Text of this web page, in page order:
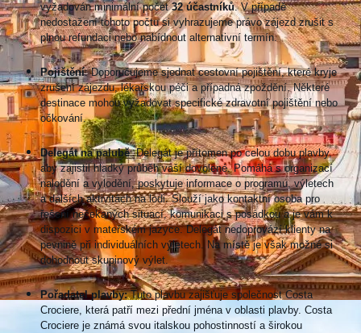
vyžadován minimální počet32 účastníků. V případě
nedostažení tohoto počtu si vyhrazujeme právo zájezd zrušit s
plnou refundaci nebo nabídnout alternativní termín.
Pojištění: Doporučujeme sjednat cestovní pojištění, které kryje
zrušení zájezdu, lékařskou péči a případná zpoždění. Některé
destinace mohou vyžadovat specifické zdravotní pojištění nebo
očkování.
Delegát na palubě: Delegát je přítomen po celou dobu plavby,
aby zajistil hladký průběh vaší dovolené. Pomáhá s organizací
nalodění a vylodění, poskytuje informace o programu, výletech
a dalších aktivitách na lodi. Slouží jako kontaktní osoba pro
řešení nečekaných situací, komunikaci s posádkou a je vám k
dispozici v mateřském jazyce. Delegát nedoprovází klienty na
pevnině při individuálních výletech. Na místě je však možné si
dohodnout skupinový výlet.
Pořadatel plavby:Tuto plavbu zajišťuje společnost Costa
Crociere, která patří mezi přední jména v oblasti plavby. Costa
Crociere je známá svou italskou pohostinností a širokou